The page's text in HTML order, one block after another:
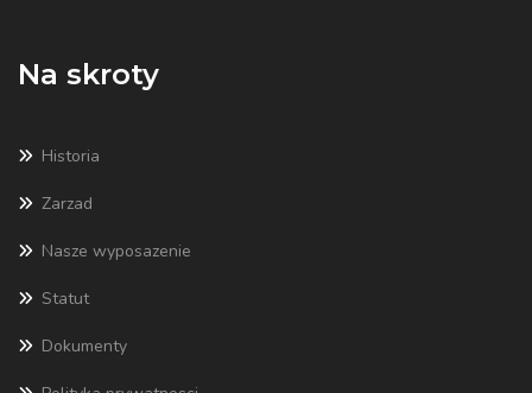
Na skroty
Historia
Zarzad
Nasze wyposazenie
Statut
Dokumenty